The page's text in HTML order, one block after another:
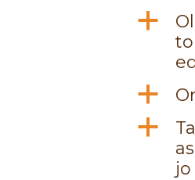
a
a
a